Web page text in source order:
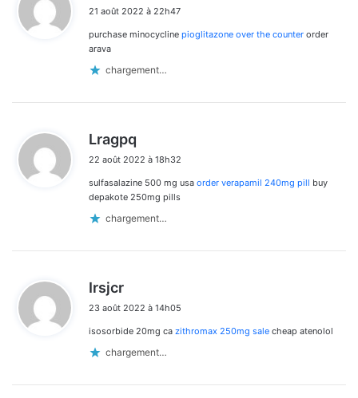
t
21 août 2022 à 22h47
purchase minocycline pioglitazone over the counter order
arava
chargement…
Lragpq
t
:
22 août 2022 à 18h32
sulfasalazine 500 mg usa order verapamil 240mg pill buy
depakote 250mg pills
chargement…
Irsjcr
t
23 août 2022 à 14h05
isosorbide 20mg ca zithromax 250mg sale cheap atenolol
chargement…